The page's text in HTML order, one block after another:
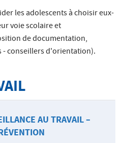
les adolescents à choisir eux-
voie scolaire et
de documentation,
- conseillers d'orientation).
AU TRAVAIL –